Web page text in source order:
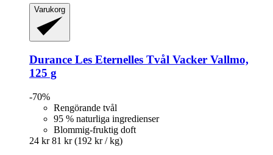
Varukorg
Durance Les Eternelles Tvål Vacker Vallmo,
125 g
-70%
Rengörande tvål
95 % naturliga ingredienser
Blommig-fruktig doft
24 kr 81 kr (192 kr / kg)